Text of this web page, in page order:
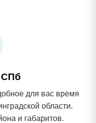
СПб
для вас время
области.
и габаритов.